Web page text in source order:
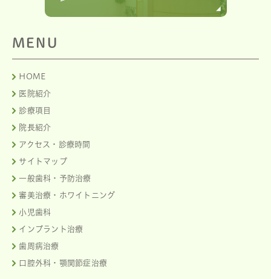
MENU
HOME
医院紹介
診療項目
院長紹介
アクセス・診療時間
サイトマップ
一般歯科・予防治療
審美治療・ホワイトニング
小児歯科
インプラント治療
歯周病治療
口腔外科・顎関節症治療